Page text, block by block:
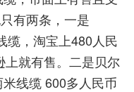
有两条，一是
缆，淘宝上480人民
就有售。二是贝尔
线缆 600多人民币